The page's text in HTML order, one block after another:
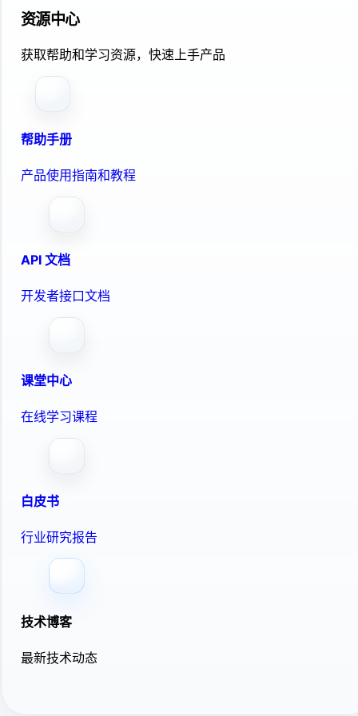
资源中心
获取帮助和学习资源，快速上手产品
帮助手册
产品使用指南和教程
API 文档
开发者接口文档
课堂中心
在线学习课程
白皮书
行业研究报告
技术博客
最新技术动态